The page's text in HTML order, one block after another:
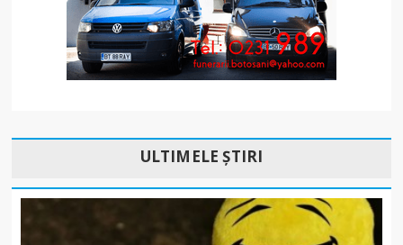
ULTIMELE ȘTIRI